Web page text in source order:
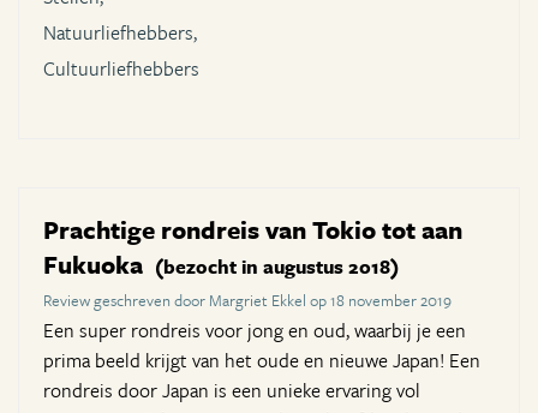
Natuurliefhebbers,
Cultuurliefhebbers
Prachtige rondreis van Tokio tot aan
Fukuoka (bezocht in augustus 2018)
Review geschreven door Margriet Ekkel op 18 november 2019
Een super rondreis voor jong en oud, waarbij je een
prima beeld krijgt van het oude en nieuwe Japan! Een
rondreis door Japan is een unieke ervaring vol